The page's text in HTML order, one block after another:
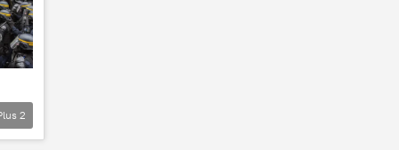
2